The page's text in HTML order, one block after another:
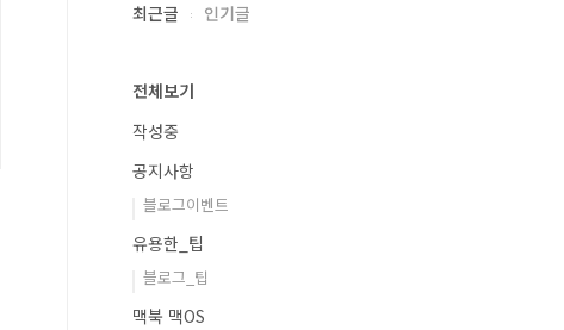
최근글 인기글
전체보기
작성중
공지사항
블로그이벤트
유용한_팁
블로그_팁
맥북 맥OS